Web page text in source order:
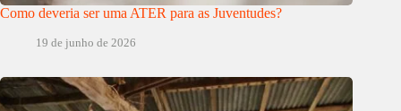
Como deveria ser uma ATER para as Juventudes?
19 de junho de 2026